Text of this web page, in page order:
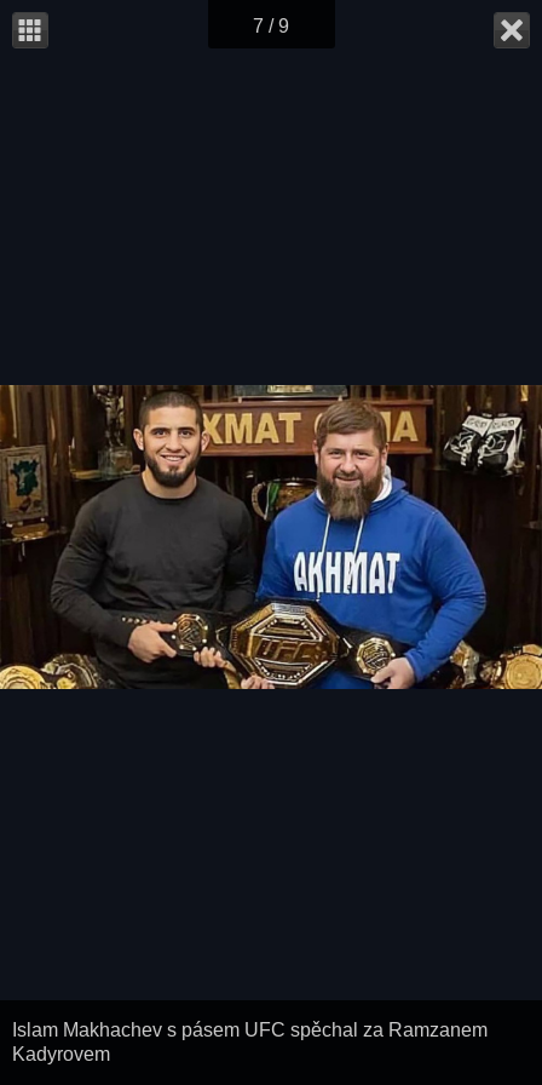
7 / 9
Islam Makhachev s pásem UFC spěchal za Ramzanem
Kadyrovem